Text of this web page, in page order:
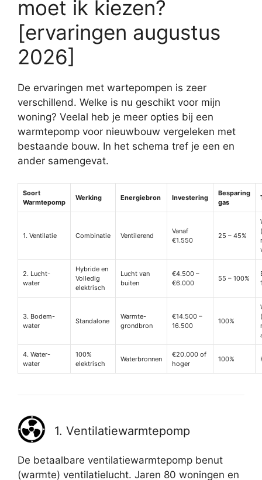
moet ik kiezen?
[ervaringen augustus
2026]
De ervaringen met wartepompen is zeer
verschillend. Welke is nu geschikt voor mijn
woning? Veelal heb je meer opties bij een
warmtepomp voor nieuwbouw vergeleken met
bestaande bouw. In het schema tref je een en
ander samengevat.
Soort
Warmtepomp
Werking Energiebron Investering
Besparing
gas
1. Ventilatie Combinatie Ventilerend
Vanaf
€1.550
25 – 45%
2. Lucht-
water
Hybride en
Volledig
elektrisch
Lucht van
buiten
€4.500 –
€6.000
55 – 100%
3. Bodem-
water
Standalone
Warmte-
grondbron
€14.500 –
16.500
100%
4. Water-
water
100%
elektrisch
Waterbronnen
€20.000 of
hoger
100%
1. Ventilatiewarmtepomp
De betaalbare ventilatiewarmtepomp benut
(warmte) ventilatielucht. Jaren 80 woningen en